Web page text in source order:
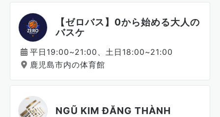
【ゼロバス】0から始める大人の
バスケ
平日19:00~21:00、土日18:00~21:00
鹿児島市内の体育館
NGŨ KIM ĐĂNG THÀNH